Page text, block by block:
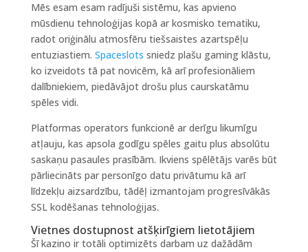
Mēs esam esam radījuši sistēmu, kas apvieno
mūsdienu tehnoloģijas kopā ar kosmisko tematiku,
radot oriģinālu atmosfēru tiešsaistes azartspēļu
entuziastiem. Spaceslots sniedz plašu gaming klāstu,
ko izveidots tā pat novicēm, kā arī profesionāliem
dalībniekiem, piedāvājot drošu plus caurskatāmu
spēles vidi.
Platformas operators funkcionē ar derīgu likumīgu
atļauju, kas apsola godīgu spēles gaitu plus absolūtu
saskaņu pasaules prasībām. Ikviens spēlētājs varēs būt
pārliecināts par personīgo datu privātumu kā arī
līdzekļu aizsardzību, tādēļ izmantojam progresīvākās
SSL kodēšanas tehnoloģijas.
Vietnes dostupnost atšķirīgiem lietotājiem
Šī kazino ir totāli optimizēts darbam uz dažādām